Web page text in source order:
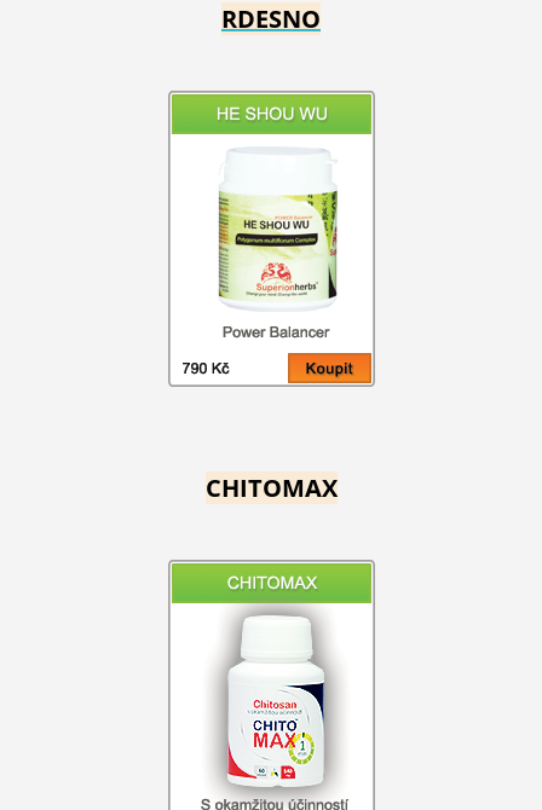
RDESNO
CHITOMAX